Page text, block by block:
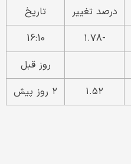
درصد تغییر
تاریخ
-۱.۷۸
16:10
روز قبل
۱.۵۲ ۲ روز پیش